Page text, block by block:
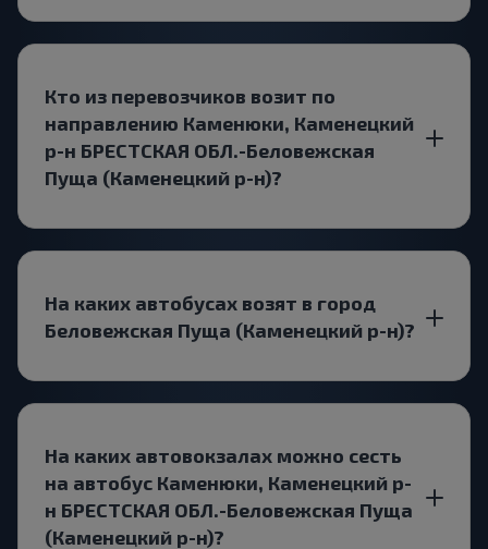
Кто из перевозчиков возит по
направлению Каменюки, Каменецкий
р-н БРЕСТСКАЯ ОБЛ.-Беловежская
Пуща (Каменецкий р-н)?
На каких автобусах возят в город
Беловежская Пуща (Каменецкий р-н)?
На каких автовокзалах можно сесть
на автобус Каменюки, Каменецкий р-
н БРЕСТСКАЯ ОБЛ.-Беловежская Пуща
(Каменецкий р-н)?